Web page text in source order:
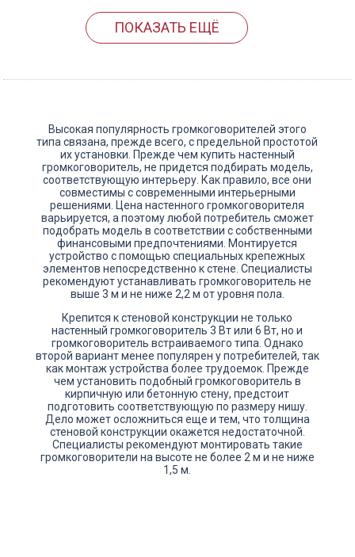
ПОКАЗАТЬ ЕЩЁ
Высокая популярность громкоговорителей этого
типа связана, прежде всего, с предельной простотой
их установки. Прежде чем купить настенный
громкоговоритель, не придется подбирать модель,
соответствующую интерьеру. Как правило, все они
совместимы с современными интерьерными
решениями. Цена настенного громкоговорителя
варьируется, а поэтому любой потребитель сможет
подобрать модель в соответствии с собственными
финансовыми предпочтениями. Монтируется
устройство с помощью специальных крепежных
элементов непосредственно к стене. Специалисты
рекомендуют устанавливать громкоговоритель не
выше 3 м и не ниже 2,2 м от уровня пола.
Крепится к стеновой конструкции не только
настенный громкоговоритель 3 Вт или 6 Вт, но и
громкоговоритель встраиваемого типа. Однако
второй вариант менее популярен у потребителей, так
как монтаж устройства более трудоемок. Прежде
чем установить подобный громкоговоритель в
кирпичную или бетонную стену, предстоит
подготовить соответствующую по размеру нишу.
Дело может осложниться еще и тем, что толщина
стеновой конструкции окажется недостаточной.
Специалисты рекомендуют монтировать такие
громкоговорители на высоте не более 2 м и не ниже
1,5 м.